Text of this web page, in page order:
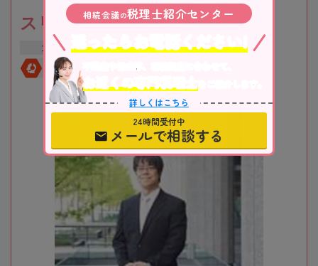
スリーアローズ税理士事務所
大阪府 大阪市 新大阪駅
全国対応 初回相談無料
相続会議の税理士紹介センター
不動産や株式等、相続資産に合わせて、
お近くの専門税理士
をご紹介します。
詳しくはこちら
24時間受付中
メールで相談する